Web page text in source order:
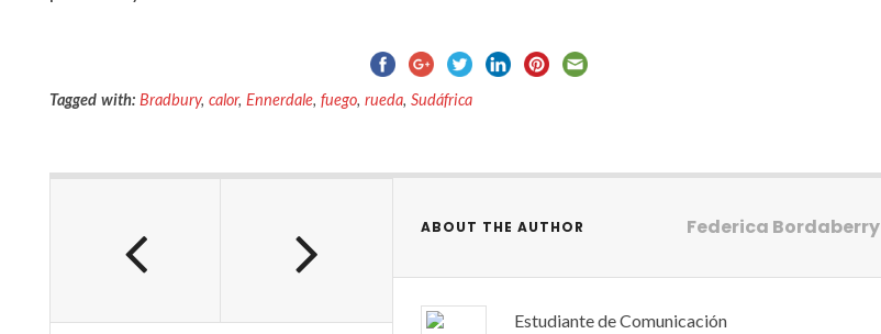
Tagged with: Bradbury, calor, Ennerdale, fuego, rueda, Sudáfrica
ABOUT THE AUTHOR Federica Bordaberry
Estudiante de Comunicación